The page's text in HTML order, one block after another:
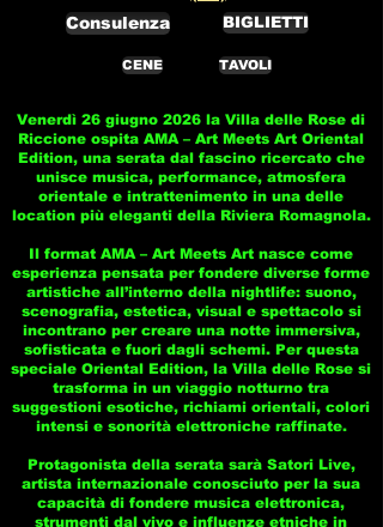
Consulenza BIGLIETTI
CENE TAVOLI
Venerdì 26 giugno 2026 la Villa delle Rose di
Riccione ospita AMA – Art Meets Art Oriental
Edition, una serata dal fascino ricercato che
unisce musica, performance, atmosfera
orientale e intrattenimento in una delle
location più eleganti della Riviera Romagnola.
Il format AMA – Art Meets Art nasce come
esperienza pensata per fondere diverse forme
artistiche all’interno della nightlife: suono,
scenografia, estetica, visual e spettacolo si
incontrano per creare una notte immersiva,
sofisticata e fuori dagli schemi. Per questa
speciale Oriental Edition, la Villa delle Rose si
trasforma in un viaggio notturno tra
suggestioni esotiche, richiami orientali, colori
intensi e sonorità elettroniche raffinate.
Protagonista della serata sarà Satori Live,
artista internazionale conosciuto per la sua
capacità di fondere musica elettronica,
strumenti dal vivo e influenze etniche in